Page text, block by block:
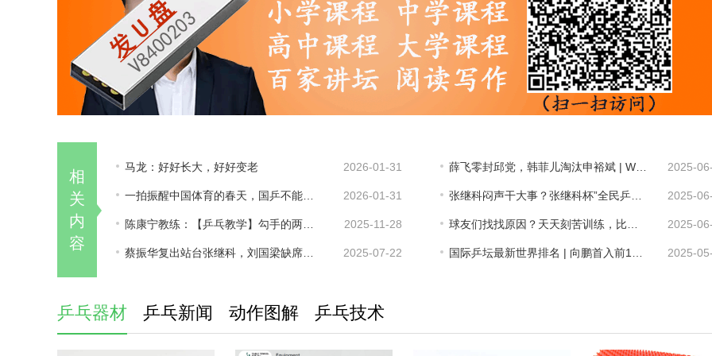
相
关
内
容
马龙：好好长大，好好变老 2026-01-31
2026-01-31
2025-11-28
2025-07-22
2025-
2025-
2025-
2025-
乒乓器材 乒乓新闻 动作图解 乒乓技术